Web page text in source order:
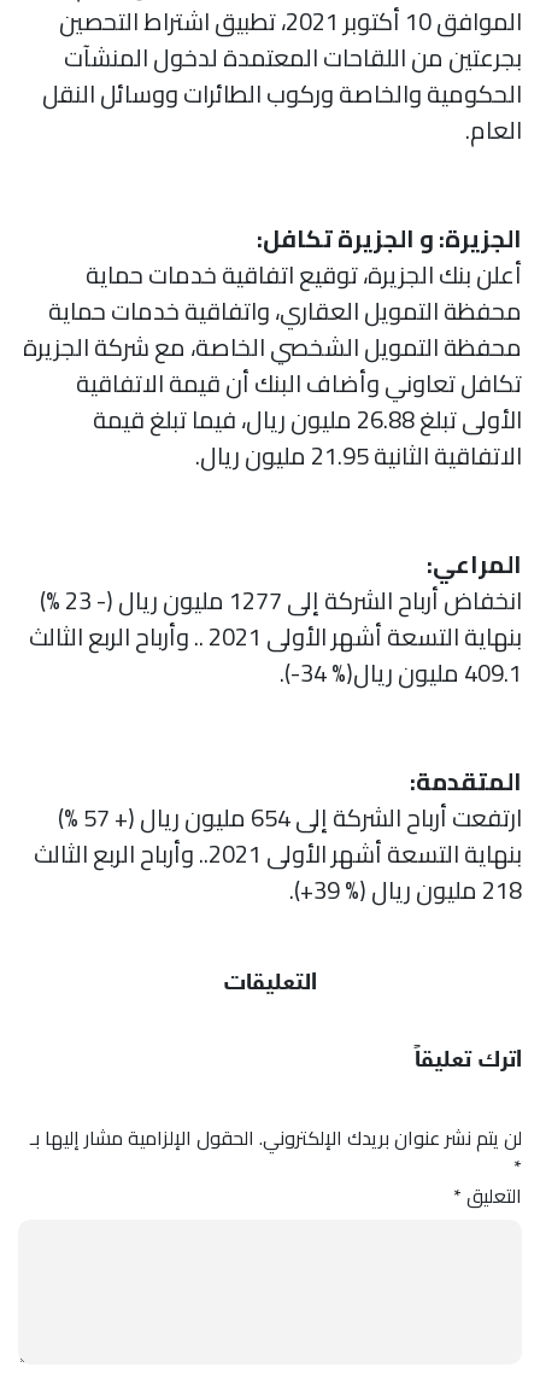
الموافق 10 أكتوبر 2021، تطبيق اشتراط التحصين
بجرعتين من اللقاحات المعتمدة لدخول المنشآت
الحكومية والخاصة وركوب الطائرات ووسائل النقل
العام.
الجزيرة: و الجزيرة تكافل:
أعلن بنك الجزيرة، توقيع اتفاقية خدمات حماية
محفظة التمويل العقاري، واتفاقية خدمات حماية
محفظة التمويل الشخصي الخاصة، مع شركة الجزيرة
تكافل تعاوني وأضاف البنك أن قيمة الاتفاقية
الأولى تبلغ 26.88 مليون ريال، فيما تبلغ قيمة
الاتفاقية الثانية 21.95 مليون ريال.
المراعي:
انخفاض أرباح الشركة إلى 1277 مليون ريال (- 23 %)
بنهاية التسعة أشهر الأولى 2021 .. وأرباح الربع الثالث
409.1 مليون ريال(% 34-).
المتقدمة:
ارتفعت أرباح الشركة إلى 654 مليون ريال (+ 57 %)
بنهاية التسعة أشهر الأولى 2021.. وأرباح الربع الثالث
218 مليون ريال (% 39+).
التعليقات
اترك تعليقاً
لن يتم نشر عنوان بريدك الإلكتروني. الحقول الإلزامية مشار إليها بـ
*
التعليق*